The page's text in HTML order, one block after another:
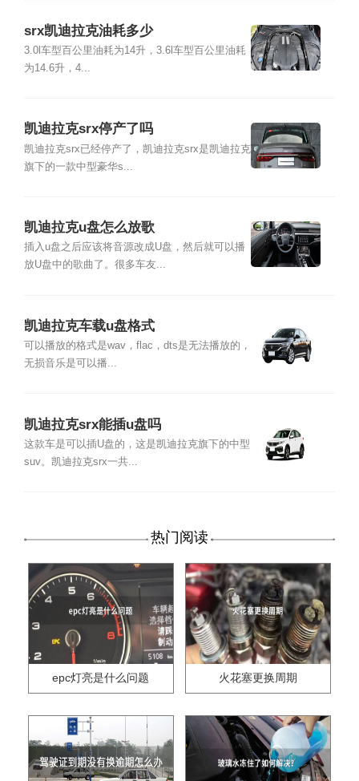
srx凯迪拉克油耗多少
3.0l车型百公里油耗为14升，3.6l车型百公里油耗
为14.6升，4...
凯迪拉克srx停产了吗
凯迪拉克srx已经停产了，凯迪拉克srx是凯迪拉克
旗下的一款中型豪华s...
凯迪拉克u盘怎么放歌
插入u盘之后应该将音源改成U盘，然后就可以播
放U盘中的歌曲了。很多车友...
凯迪拉克车载u盘格式
可以播放的格式是wav，flac，dts是无法播放的，
无损音乐是可以播...
凯迪拉克srx能插u盘吗
这款车是可以插U盘的，这是凯迪拉克旗下的中型
suv。凯迪拉克srx一共...
热门阅读
epc灯亮是什么问题 火花塞更换周期